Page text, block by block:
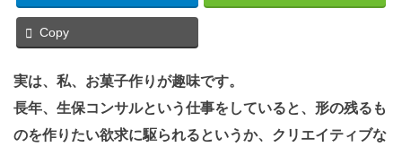
Copy
実は、私、お菓子作りが趣味です。
長年、生保コンサルという仕事をしていると、形の残るも
のを作りたい欲求に駆られるというか、クリエイティブな